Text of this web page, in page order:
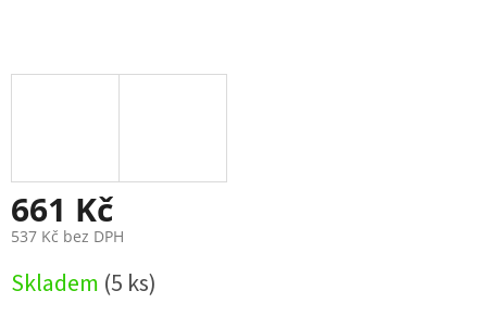
661 Kč
537 Kč bez DPH
cena:
Skladem (5 ks)